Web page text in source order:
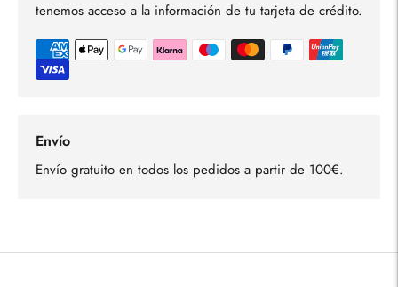
tenemos acceso a la información de tu tarjeta de crédito.
Envío
Envío gratuito en todos los pedidos a partir de 100€.
un